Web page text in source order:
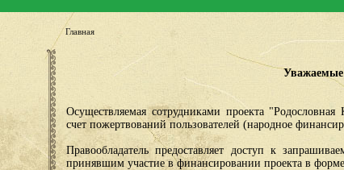
Главная
Осуществляемая сотрудниками проекта "Родословная
счет пожертвований пользователей (народное
Правообладатель предоставляет доступ к
принявшим участие в финансировании проекта в форме